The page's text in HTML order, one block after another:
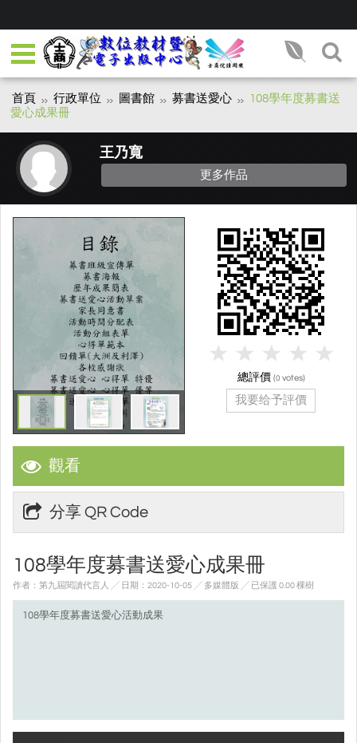
首頁 行政單位 圖書館 募書送愛心
108學年度募書送
愛心成果冊
王乃寬
更多作品
觀看
分享 QR Code
108學年度募書送愛心成果冊
作者：第九屆閱讀代言人 ╱ 日期：2020-10-05 ╱ 多媒體版 ╱ 已保護 0.00 棵樹
108學年度募書送愛心活動成果
總評價 (0 votes)
我要给予評價